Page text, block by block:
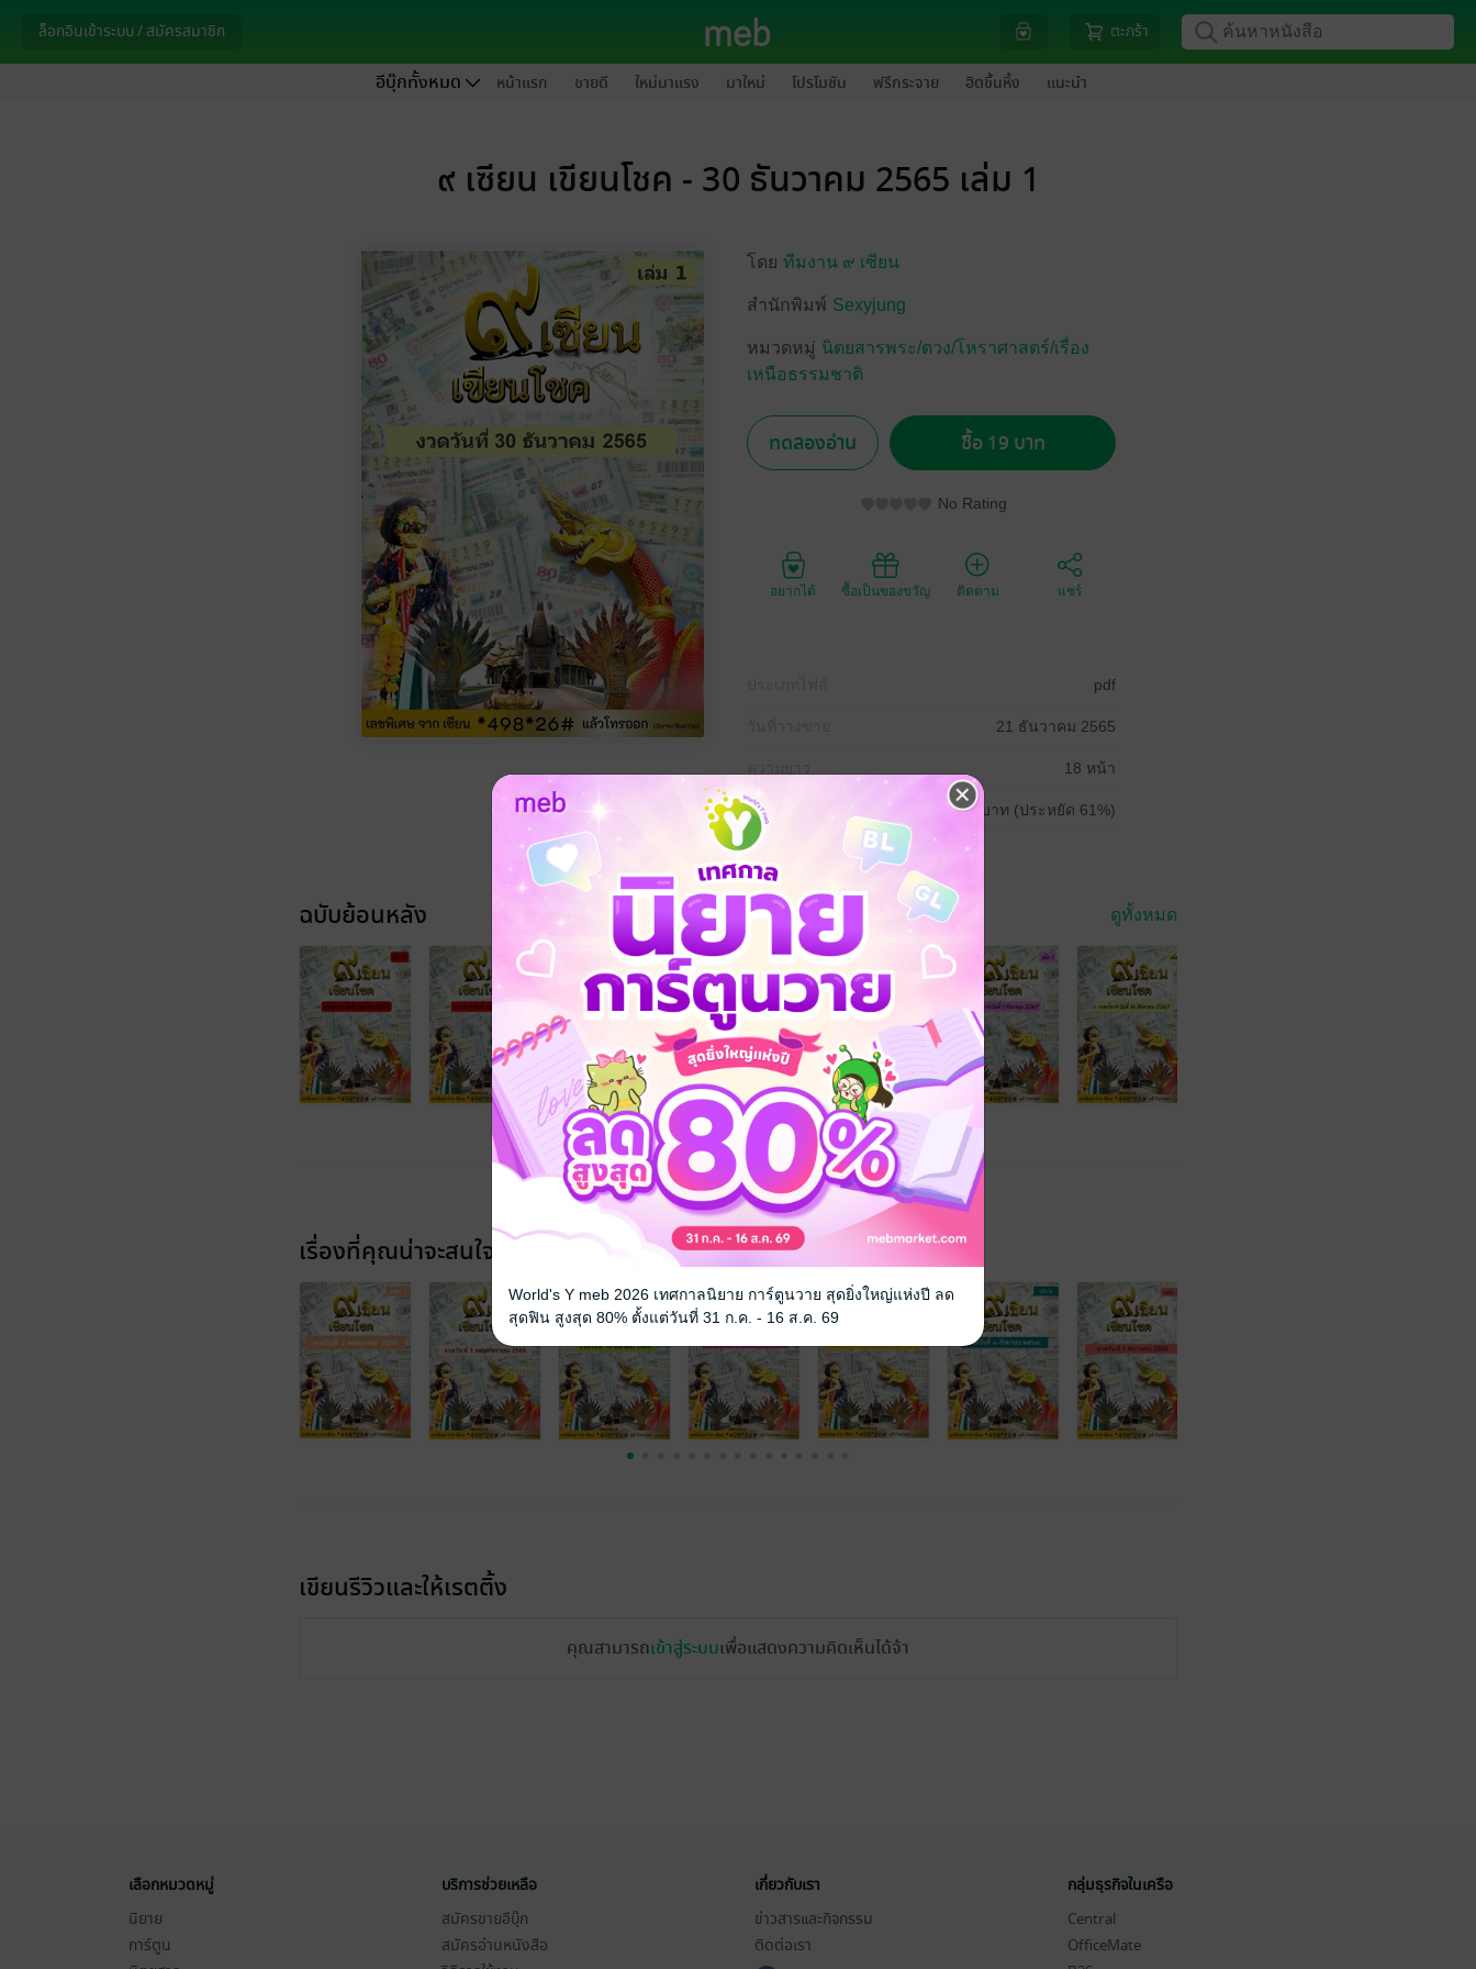
ล็อกอินเข้าระบบ / สมัครสมาชิก ตะกร้า
อีบุ๊กทั้งหมด หน้าแรก ขายดี ใหม่มาแรง มาใหม่ โปรโมชัน ฟรีกระจาย ฮิตขึ้นหิ้ง แนะนำ
๙ เซียน เขียนโชค - 30 ธันวาคม 2565 เล่ม 1
โดย ทีมงาน ๙ เซียน
สำนักพิมพ์ Sexyjung
หมวดหมู่ นิตยสารพระ/ดวง/โหราศาสตร์/เรื่อง
เหนือธรรมชาติ
ทดลองอ่าน ซื้อ 19 บาท
No Rating
อยากได้ ซื้อเป็นของขวัญ ติดตาม แชร์
pdf
21 ธันวาคม 2565
18 หน้า
ราคาปก 49 บาท (ประหยัด 61%)
ฉบับย้อนหลัง ดูทั้งหมด
เรื่องที่คุณน่าจะสนใจ
เขียนรีวิวและให้เรตติ้ง
คุณสามารถเข้าสู่ระบบเพื่อแสดงความคิดเห็นได้จ้า
เลือกหมวดหมู่
นิยาย
การ์ตูน
บริการช่วยเหลือ
สมัครขายอีบุ๊ก
สมัครอ่านหนังสือ
เกี่ยวกับเรา
ข่าวสารและกิจกรรม
ติดต่อเรา
กลุ่มธุรกิจในเครือ
Central
OfficeMate
World's Y meb 2026 เทศกาลนิยาย การ์ตูนวาย สุดยิ่งใหญ่แห่งปี ลด
สุดฟิน สูงสุด 80% ตั้งแต่วันที่ 31 ก.ค. - 16 ส.ค. 69